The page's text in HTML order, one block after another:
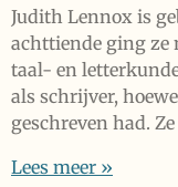
Judith Lennox is
achttiende ging ze
taal- en
als schrijver,
geschreven had.
Lees meer »